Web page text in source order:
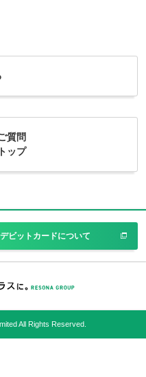
質問
ップ
ビットカードについて
All Rights Reserved.